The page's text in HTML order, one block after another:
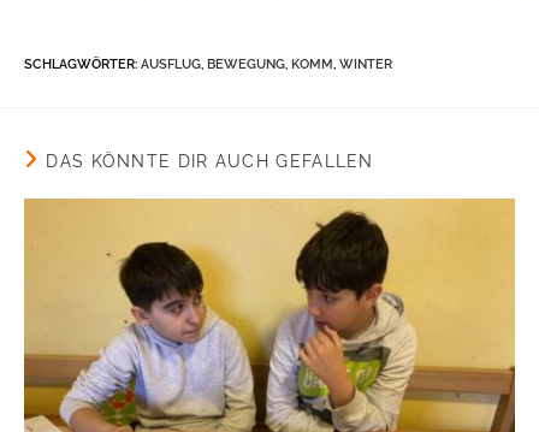
SCHLAGWÖRTER: AUSFLUG, BEWEGUNG, KOMM, WINTER
DAS KÖNNTE DIR AUCH GEFALLEN